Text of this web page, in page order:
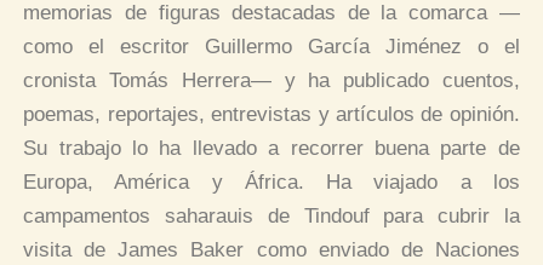
memorias de figuras destacadas de la comarca —
como el escritor Guillermo García Jiménez o el
cronista Tomás Herrera— y ha publicado cuentos,
poemas, reportajes, entrevistas y artículos de opinión.
Su trabajo lo ha llevado a recorrer buena parte de
Europa, América y África. Ha viajado a los
campamentos saharauis de Tindouf para cubrir la
visita de James Baker como enviado de Naciones